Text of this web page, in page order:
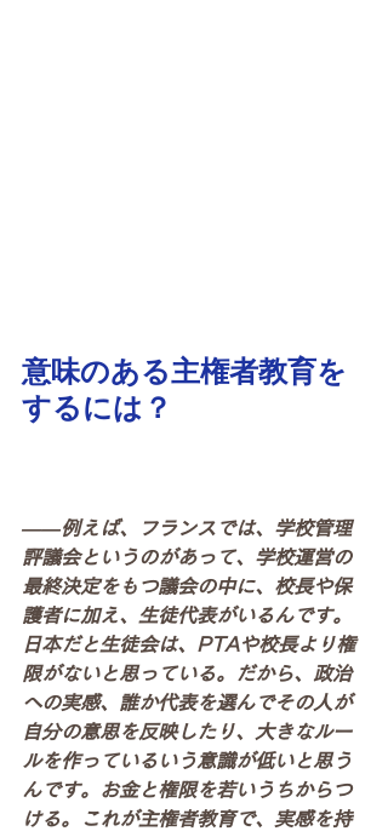
意味のある主権者教育を
するには？
――例えば、フランスでは、学校管理
評議会というのがあって、学校運営の
最終決定をもつ議会の中に、校長や保
護者に加え、生徒代表がいるんです。
日本だと生徒会は、PTAや校長より権
限がないと思っている。だから、政治
への実感、誰か代表を選んでその人が
自分の意思を反映したり、大きなルー
ルを作っているいう意識が低いと思う
んです。お金と権限を若いうちからつ
ける。これが主権者教育で、実感を持